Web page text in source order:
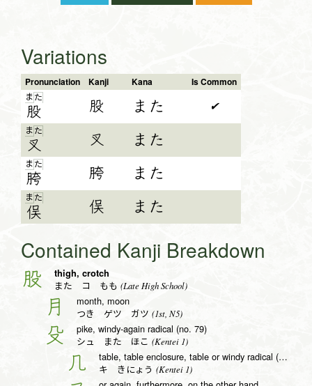
Variations
Pronunciation Kanji Kana Is Common
ま た
股 股 また ✔
ま た
叉 叉 また
ま た
胯 胯 また
ま た
俣 俣 また
Contained Kanji Breakdown
股 thigh, crotch
また コ もも (Late High School)
月 month, moon
つき ゲツ ガツ (1st, N5)
殳 pike, windy-again radical (no. 79)
シュ また ほこ (Kentei 1)
几 table, table enclosure, table or windy radical (no. 16)
キ きにょう (Kentei 1)